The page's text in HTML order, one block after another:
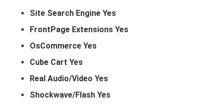
Site Search Engine Yes
FrontPage Extensions Yes
OsCommerce Yes
Cube Cart Yes
Real Audio/Video Yes
Shockwave/Flash Yes